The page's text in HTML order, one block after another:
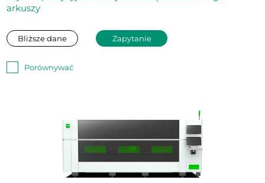
arkuszy
Bliższe dane Zapytanie
Porównywać